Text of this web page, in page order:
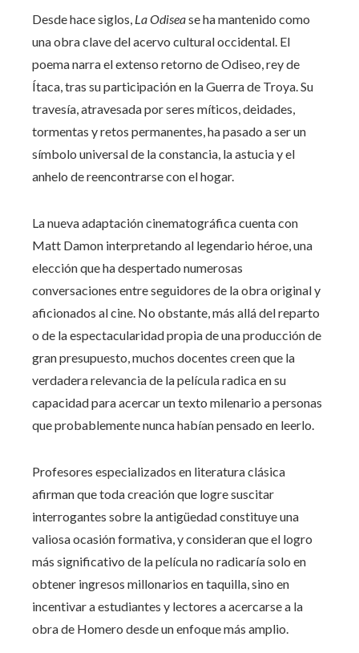
Desde hace siglos, La Odisease ha mantenido como
una obra clave del acervo cultural occidental. El
poema narra el extenso retorno de Odiseo, rey de
Ítaca, tras su participación en la Guerra de Troya. Su
travesía, atravesada por seres míticos, deidades,
tormentas y retos permanentes, ha pasado a ser un
símbolo universal de la constancia, la astucia y el
anhelo de reencontrarse con el hogar.
La nueva adaptación cinematográfica cuenta con
Matt Damon interpretando al legendario héroe, una
elección que ha despertado numerosas
conversaciones entre seguidores de la obra original y
aficionados al cine. No obstante, más allá del reparto
o de la espectacularidad propia de una producción de
gran presupuesto, muchos docentes creen que la
verdadera relevancia de la película radica en su
capacidad para acercar un texto milenario a personas
que probablemente nunca habían pensado en leerlo.
Profesores especializados en literatura clásica
afirman que toda creación que logre suscitar
interrogantes sobre la antigüedad constituye una
valiosa ocasión formativa, y consideran que el logro
más significativo de la película no radicaría solo en
obtener ingresos millonarios en taquilla, sino en
incentivar a estudiantes y lectores a acercarse a la
obra de Homero desde un enfoque más amplio.